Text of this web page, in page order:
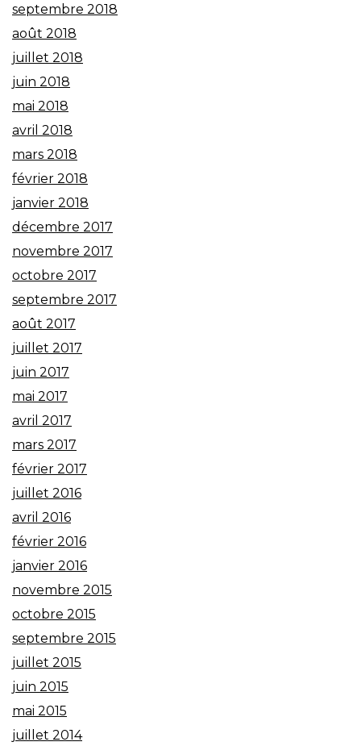
septembre 2018
août 2018
juillet 2018
juin 2018
mai 2018
avril 2018
mars 2018
février 2018
janvier 2018
décembre 2017
novembre 2017
octobre 2017
septembre 2017
août 2017
juillet 2017
juin 2017
mai 2017
avril 2017
mars 2017
février 2017
juillet 2016
avril 2016
février 2016
janvier 2016
novembre 2015
octobre 2015
septembre 2015
juillet 2015
juin 2015
mai 2015
juillet 2014